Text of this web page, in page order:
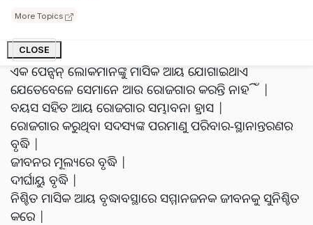
More Topics
CLOSE
ତେବେ ନାମଲେଖା ପାଇଁ ଆଧାର ବାଧ୍ୟତାମୂଳକ ନୁହେଁ।
ଯୋଜନାର ବୈଶିଷ୍ଟ୍ୟ
ଏକ ପେନ୍ସନ୍ ଲୋକମାନଙ୍କୁ ମାସିକ ଆୟ ଯୋଗାଇଥାଏ
ଯେତେବେଳେ ସେମାନେ ଆଉ ରୋଜଗାର କରନ୍ତି ନାହିଁ |
ବୟସ ସହିତ ଆୟ ରୋଜଗାର ସମ୍ଭାବନା ହ୍ରାସ |
ରୋଜଗାର କରୁଥିବା ସଦସ୍ୟଙ୍କ ପରମାଣୁ ପରିବାର-ସ୍ଥାନାନ୍ତରଣର
ବୃଦ୍ଧି |
ଜୀବନର ମୂଲ୍ୟରେ ବୃଦ୍ଧି |
ଦୀର୍ଘାୟୁ ବୃଦ୍ଧି |
ନିଶ୍ଚିତ ମାସିକ ଆୟ ବୃଦ୍ଧାବସ୍ଥାରେ ସମ୍ମାନଜନକ ଜୀବନକୁ ସୁନିଶ୍ଚିତ
କରେ |